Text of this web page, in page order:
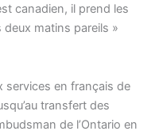
canadien, il prend les
deux matins pareils »
services en français de
transfert des
de l’Ontario en